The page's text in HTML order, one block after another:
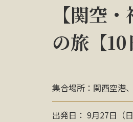
【関空
の旅【10
集合場所：関西空港
出発日： 9月27日（日